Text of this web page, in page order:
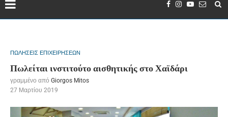
ΠΩΛΗΣΕΙΣ ΕΠΙΧΕΙΡΗΣΕΩΝ
Πωλείται ινστιτούτο αισθητικής στο Χαϊδάρι
γραμμένο από Giorgos Mitos
27 Μαρτίου 2019